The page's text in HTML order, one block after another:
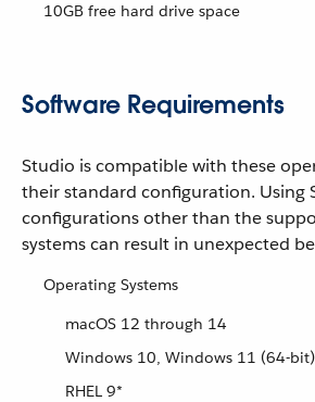
10GB free hard drive space
Software Requirements
Studio is compatible with these
their standard configuration. Using
configurations other than the
systems can result in unexpected
Operating Systems
macOS 12 through 14
Windows 10, Windows 11 (64-
RHEL 9*